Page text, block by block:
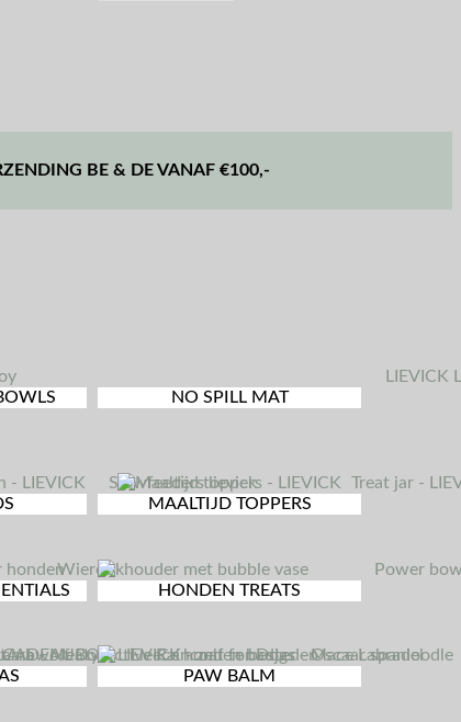
BE & DE VANAF €100,-
NO SPILL MAT
MAALTIJD TOPPERS
HONDEN TREATS
PAW BALM